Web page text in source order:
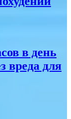
в день
вреда для